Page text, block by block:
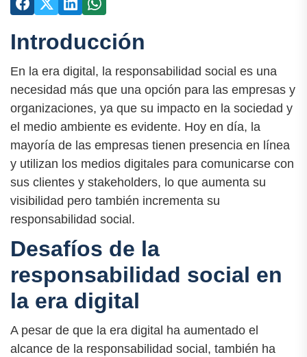
Introducción
En la era digital, la responsabilidad social es una
necesidad más que una opción para las empresas y
organizaciones, ya que su impacto en la sociedad y
el medio ambiente es evidente. Hoy en día, la
mayoría de las empresas tienen presencia en línea
y utilizan los medios digitales para comunicarse con
sus clientes y stakeholders, lo que aumenta su
visibilidad pero también incrementa su
responsabilidad social.
Desafíos de la
responsabilidad social en
la era digital
A pesar de que la era digital ha aumentado el
alcance de la responsabilidad social, también ha